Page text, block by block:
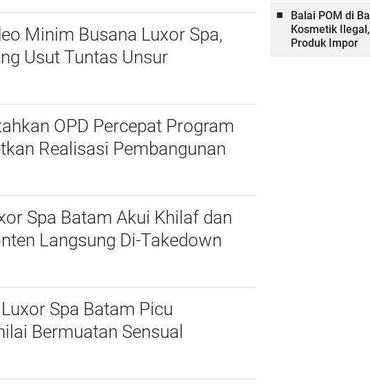
Minim Busana Luxor Spa,
Usut Tuntas Unsur
OPD Percepat Program
Realisasi Pembangunan
Spa Batam Akui Khilaf dan
Langsung Di-Takedown
Spa Batam Picu
Bermuatan Sensual
Balai POM di
Kosmetik
Produk Impor